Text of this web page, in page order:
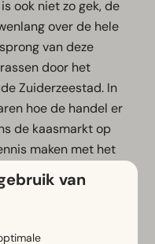
ook niet zo gek, de
over de hele
van deze
door het
Zuiderzeestad. In
hoe de handel er
de kaasmarkt op
maken met het
Kaaswaag of bij
van